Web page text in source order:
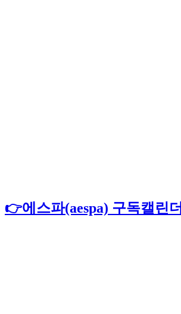
👉에스파(aespa) 구독캘린더